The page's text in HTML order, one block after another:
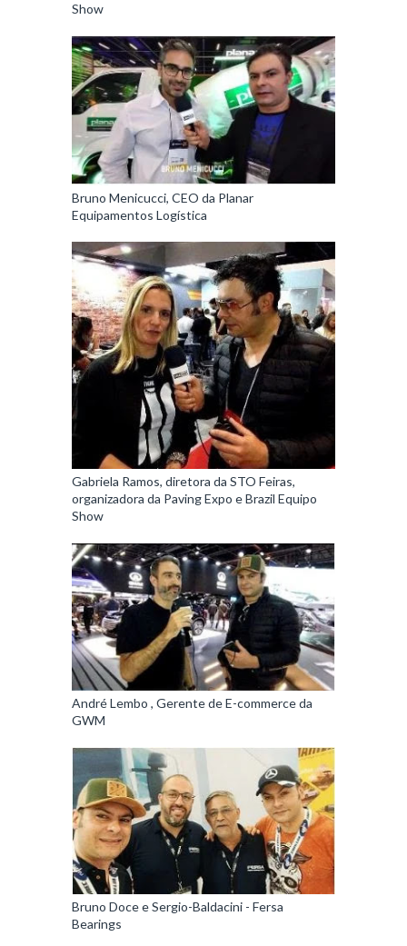
Show
Bruno Menicucci, CEO da Planar
Equipamentos Logística
Gabriela Ramos, diretora da STO Feiras,
organizadora da Paving Expo e Brazil Equipo
Show
André Lembo , Gerente de E-commerce da
GWM
Bruno Doce e Sergio-Baldacini - Fersa
Bearings